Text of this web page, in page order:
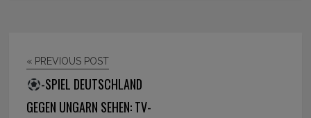
« PREVIOUS POST
-SPIEL DEUTSCHLAND
GEGEN UNGARN SEHEN: TV-